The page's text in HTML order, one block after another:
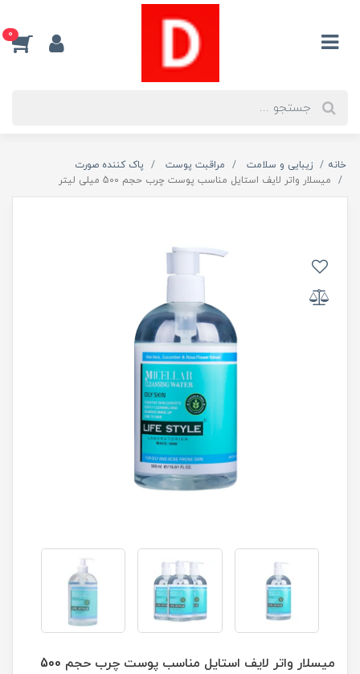
0
خانه زیبایی و سلامت مراقبت پوست
پاک کننده صورت
میسلار واتر لایف استایل مناسب پوست چرب حجم 500 میلی لیتر
میسلار واتر لایف استایل مناسب پوست چرب حجم 500